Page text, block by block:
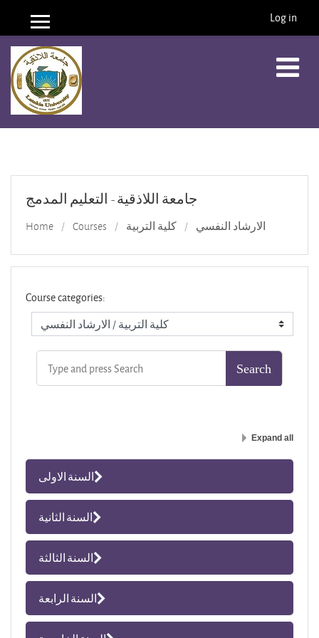
Skip to main content
Side panel Log in
جامعة اللاذقية - التعليم المدمج
Home Courses كلية التربية الارشاد النفسي
Course categories:
Expand all
السنة الاولى
السنة الثانية
السنة الثالثة
السنة الرابعة